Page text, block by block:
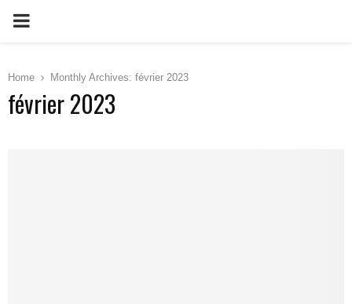
PRIMARY
Home Monthly Archives: février 2023
février 2023